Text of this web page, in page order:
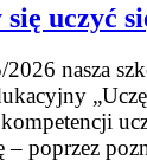
się uczyć
nasza
„Uczę
– poprzez